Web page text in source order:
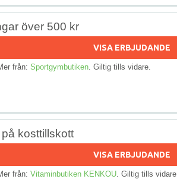
över 500 kr
VISA ERBJUDANDE
från: Sportgymbutiken . Giltig tills vidare.
kosttillskott
VISA ERBJUDANDE
från: Vitaminbutiken KENKOU . Giltig tills vidare.